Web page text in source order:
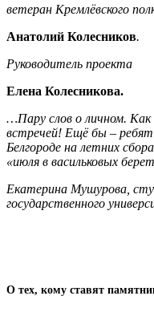
ветеран Кремлёвского
Анатолий Колесников.
Руководитель проекта
Елена Колесникова.
…Пару слов о личном. Как
встречей! Ещё бы –
Белгороде на летних
«июля в васильковых
Екатерина Мушурова,
государственного
О тех, кому ставят